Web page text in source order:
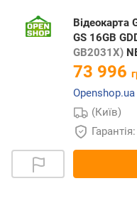
Відеокарта
GS 16GB
GB2031X)
73 996
Openshop.ua
(Київ)